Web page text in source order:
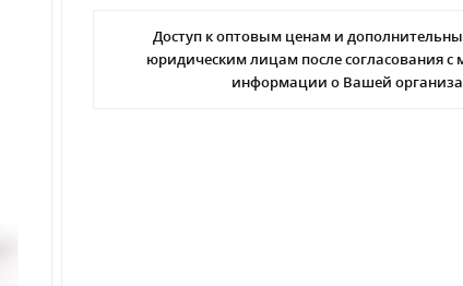
Доступ к оптовым ценам и
юридическим лицам после согласования
информации о Вашей